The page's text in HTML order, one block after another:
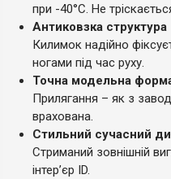
при -40°C. Не
Антиковзка структура
Килимок надійно
ногами під час руху.
Точна модельна
Прилягання – як з
врахована.
Стильний сучасний
Стриманий зовнішній
інтер’єр ID.